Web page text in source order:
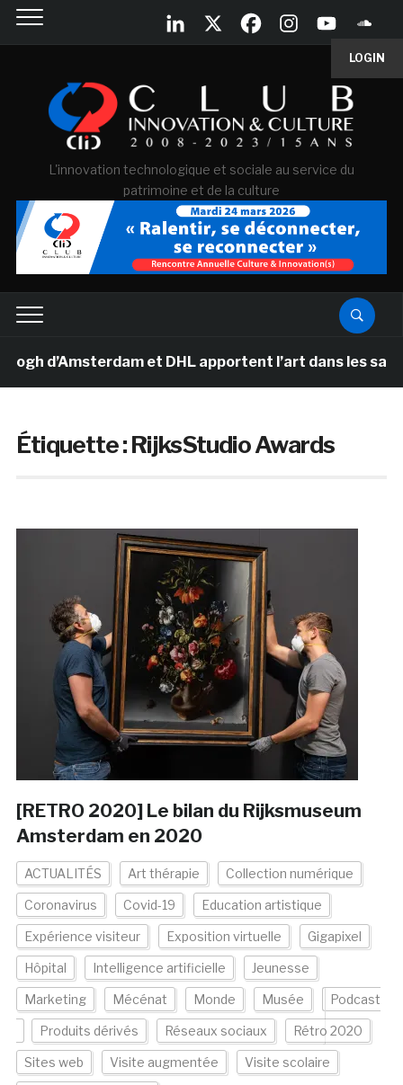
LOGIN
L'innovation technologique et sociale au service du
patrimoine et de la culture
d’Amsterdam et DHL apportent l’art dans les salles
Étiquette :RijksStudio Awards
[RETRO 2020] Le bilan du Rijksmuseum
Amsterdam en 2020
ACTUALITÉS Art thérapie Collection numérique
Coronavirus Covid-19 Education artistique
Expérience visiteur Exposition virtuelle Gigapixel
Hôpital Intelligence artificielle Jeunesse
Marketing Mécénat Monde Musée Podcast
Produits dérivés Réseaux sociaux Rétro 2020
Sites web Visite augmentée Visite scolaire